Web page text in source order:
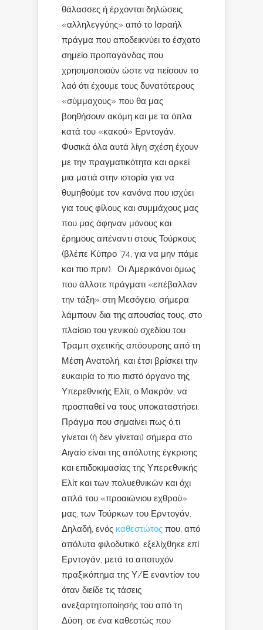
θάλασσες ή έρχονται δηλώσεις
«αλληλεγγύης» από το Ισραήλ
πράγμα που αποδεικνύει το έσχατο
σημείο προπαγάνδας που
χρησιμοποιούν ώστε να πείσουν το
λαό ότι έχουμε τους δυνατότερους
«σύμμαχους» που θα μας
βοηθήσουν ακόμη και με τα όπλα
κατά του «κακού» Ερντογάν.
Φυσικά όλα αυτά λίγη σχέση έχουν
με την πραγματικότητα και αρκεί
μια ματιά στην ιστορία για να
θυμηθούμε τον κανόνα που ισχύει
για τους φίλους και συμμάχους μας
που μας άφηναν μόνους και
έρημους απέναντι στους Τούρκους
(βλέπε Κύπρο ’74, για να μην πάμε
και πιο πριν). Οι Αμερικάνοι όμως
που άλλοτε πράγματι «επέβαλλαν
την τάξη» στη Μεσόγειο, σήμερα
λάμπουν δια της απουσίας τους, στο
πλαίσιο του γενικού σχεδίου του
Τραμπ σχετικής απόσυρσης από τη
Μέση Ανατολή, και έτσι βρίσκει την
ευκαιρία το πιο πιστό όργανο της
Υπερεθνικής Ελίτ, ο Μακρόν, να
προσπαθεί να τους υποκαταστήσει.
Πράγμα που σημαίνει πως ό,τι
γίνεται (ή δεν γίνεται) σήμερα στο
Αιγαίο είναι της απόλυτης έγκρισης
και επιδοκιμασίας της Υπερεθνικής
Ελίτ και των πολυεθνικών και όχι
απλά του «προαιώνιου εχθρού»
μας, των Τούρκων του Ερντογάν.
Δηλαδή, ενός καθεστώτος που, από
απόλυτα φιλοδυτικό, εξελίχθηκε επί
Ερντογάν, μετά το αποτυχόν
πραξικόπημα της Υ/Ε εναντίον του
όταν διείδε τις τάσεις
ανεξαρτητοποίησής του από τη
Δύση, σε ένα καθεστώς που